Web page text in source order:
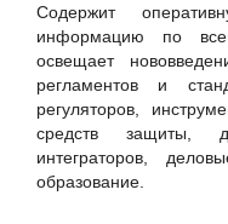
АО "РЖД-ЗДОРОВЬЕ"
АО "РНТ"
АО «ДиалогНаука»
АО «Корсон
АО «НИИ Масштаб»
Содержит
информацию по
освещает
регламентов и
регуляторов,
средств защиты,
интеграторов,
образование.